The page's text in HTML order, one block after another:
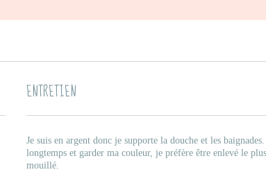
ENTRETIEN
Je suis en argent donc je supporte la douche et les
longtemps et garder ma couleur, je préfère être enlevé le
mouillé.